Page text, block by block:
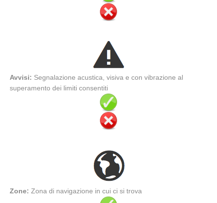
Avvisi: Segnalazione acustica, visiva e con vibrazione al
superamento dei limiti consentiti
Zone: Zona di navigazione in cui ci si trova